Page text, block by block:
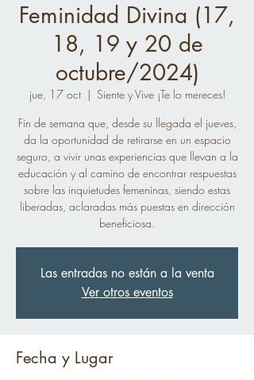
Feminidad Divina (17,
18, 19 y 20 de
octubre/2024)
jue, 17 oct
  |
Siente y Vive ¡Te lo mereces!
Fin de semana que, desde su llegada el jueves,
da la oportunidad de retirarse en un espacio
seguro, a vivir unas experiencias que llevan a la
educación y al camino de encontrar respuestas
sobre las inquietudes femeninas, siendo estas
liberadas, aclaradas más puestas en dirección
beneficiosa.
Las entradas no están a la venta
Ver otros eventos
Fecha y Lugar